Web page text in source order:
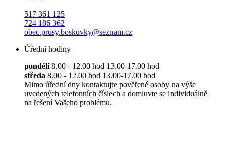
517 361 125
724 186 362
obec.prusy.boskuvky@seznam.cz
Úřední hodiny
pondělí8.00 - 12.00 hod 13.00-17.00 hod
středa 8.00 - 12.00 hod 13.00-17.00 hod
Mimo úřední dny kontaktujte pověřené osoby na výše
uvedených telefonních číslech a domluvte se individuálně
na řešení Vašeho problému.